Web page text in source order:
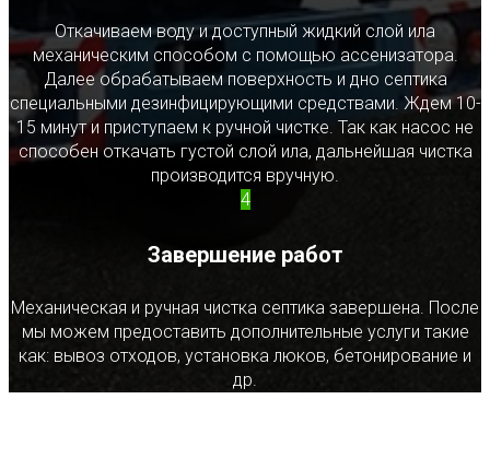
Откачиваем воду и доступный жидкий слой ила
механическим способом с помощью ассенизатора.
Далее обрабатываем поверхность и дно септика
специальными дезинфицирующими средствами. Ждем 10-
15 минут и приступаем к ручной чистке. Так как насос не
способен откачать густой слой ила, дальнейшая чистка
производится вручную.
4
Завершение работ
Механическая и ручная чистка септика завершена. После
мы можем предоставить дополнительные услуги такие
как: вывоз отходов, установка люков, бетонирование и
др.